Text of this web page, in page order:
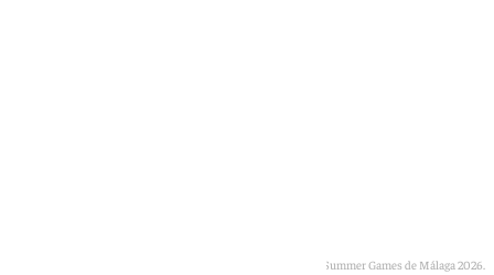
Un momento de los Sacaba Summer Games de Málaga 2026.